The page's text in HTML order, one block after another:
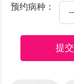
预约病种：
提交